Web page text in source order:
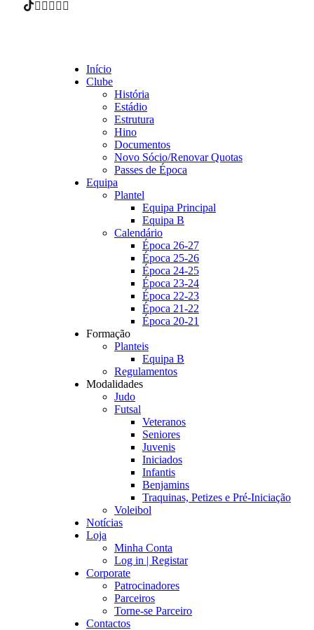
Início
Clube
História
Estádio
Estrutura
Hino
Documentos
Novo Sócio/Renovar Quotas
Passes de Época
Equipa
Plantel
Equipa Principal
Equipa B
Calendário
Época 26-27
Época 25-26
Época 24-25
Época 23-24
Época 22-23
Época 21-22
Época 20-21
Formação
Planteis
Equipa B
Regulamentos
Modalidades
Judo
Futsal
Veteranos
Seniores
Juvenis
Iniciados
Infantis
Benjamins
Traquinas, Petizes e Pré-Iniciação
Voleibol
Notícias
Loja
Minha Conta
Log in | Registar
Corporate
Patrocinadores
Parceiros
Torne-se Parceiro
Contactos